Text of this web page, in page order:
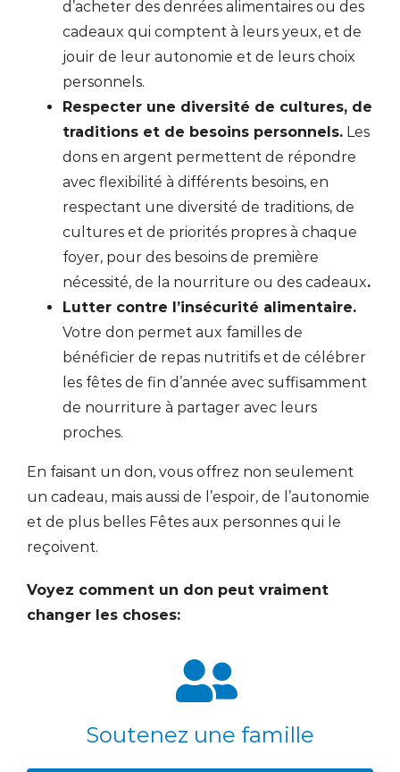
d’acheter des denrées alimentaires ou des
cadeaux qui comptent à leurs yeux, et de
jouir de leur autonomie et de leurs choix
personnels.
Respecter une diversité de cultures, de
traditions et de besoins personnels. Les
dons en argent permettent de répondre
avec flexibilité à différents besoins, en
respectant une diversité de traditions, de
cultures et de priorités propres à chaque
foyer, pour des besoins de première
nécessité, de la nourriture ou des cadeaux.
Lutter contre l’insécurité alimentaire.
Votre don permet aux familles de
bénéficier de repas nutritifs et de célébrer
les fêtes de fin d’année avec suffisamment
de nourriture à partager avec leurs
proches.
En faisant un don, vous offrez non seulement
un cadeau, mais aussi de l’espoir, de l’autonomie
et de plus belles Fêtes aux personnes qui le
reçoivent.
Voyez comment un don peut vraiment
changer les choses:
Soutenez une famille